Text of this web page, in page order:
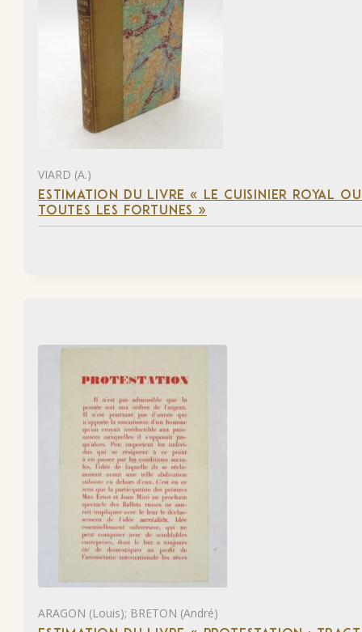
VIARD (A.)
ESTIMATION DU LIVRE « LE CUISINIER ROYAL
TOUTES LES FORTUNES »
ARAGON (Louis); BRETON (André)